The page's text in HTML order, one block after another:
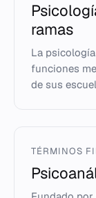
ramas
La
funciones
de sus
TÉRMINOS